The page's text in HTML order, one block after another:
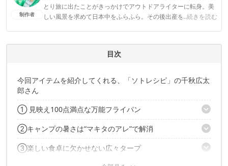
制作者
とり旅に出たことがきっかけでアウトドアライターに転身。美
しい風景を求めて日本中をふらふら。その後出産を機にデュオ
...続きを読む
山畑 理絵のプロフィール
目次
今回アイテムを紹介してくれる、「ソトレシピ」の千秋広太
郎さん
① 見映え100点満点な万能フライパン
エルシッド「パエリアパン」
②キャンプの暑さは“マキタのアレ”で解消
マキタ「充電式ファン＆充電式ラジオ」
③楽しい食卓に欠かせない広々タープ